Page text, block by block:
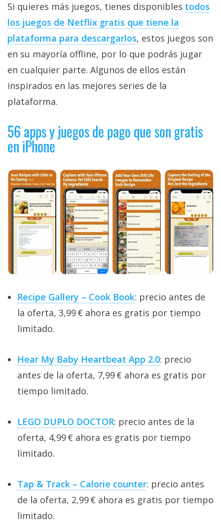
Publicidad
/
Cambiar
opciones
de
privacidad
/
Aviso
Legal
El medio de
comunicación
digital donde
todas las
noticias sobre
tecnología,
móviles,
ordenadores,
apps,
informática,
videojuegos,
comparativas,
trucos y
Informático
(CC) 2006-
2026. Algunos
derechos
reservados.
Si quieres más juegos, tienes disponibles todos
los juegos de Netflix gratis que tiene la
plataforma para descargarlos, estos juegos son
en su mayoría offline, por lo que podrás jugar
en cualquier parte. Algunos de ellos están
inspirados en las mejores series de la
plataforma.
56 apps y juegos de pago que son gratis
en iPhone
Recipe Gallery – Cook Book: precio antes de
la oferta, 3,99 € ahora es gratis por tiempo
limitado.
Hear My Baby Heartbeat App 2.0: precio
antes de la oferta, 7,99 € ahora es gratis por
tiempo limitado.
LEGO DUPLO DOCTOR: precio antes de la
oferta, 4,99 € ahora es gratis por tiempo
limitado.
Tap & Track – Calorie counter: precio antes
de la oferta, 2,99 € ahora es gratis por tiempo
limitado.